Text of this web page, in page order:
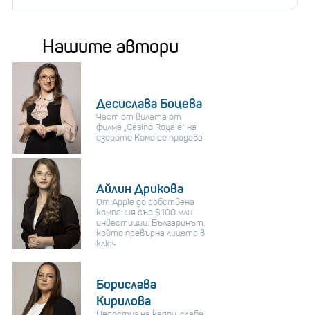
Нашите автори
Десислава Боцева
Част от вилата от
филма „Casino Royale“ на
езерото Комо се продава
Айлин Дрикова
От Apple до собствена
компания със $100 млн.
инвестиции: Българинът,
който превърна лицето в
ключ
Борислава
Кирилова